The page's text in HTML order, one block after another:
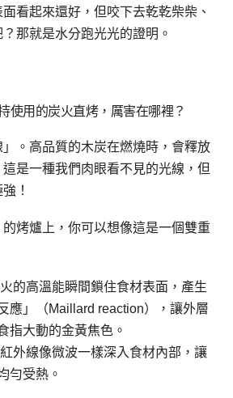
看起來還好，但咬下去乾乾柴柴、
那就是水分跑光光的證明。
使用的炭火直烤，厲害在哪裡？
。高品質的木炭在燃燒時，會釋放
是一種我們肉眼看不見的光線，但
！
烤爐上，你可以想像這是一個雙重
的高溫能瞬間鎖住食材表面，產生
應」（Maillard reaction），讓外層
指大動的金黃焦色。
外線像微波一樣深入食材內部，讓
勻受熱。